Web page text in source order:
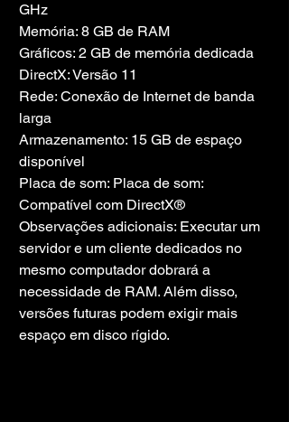
GHz
Memória: 8 GB de RAM
Gráficos: 2 GB de memória dedicada
DirectX: Versão 11
Rede: Conexão de Internet de banda
larga
Armazenamento: 15 GB de espaço
disponível
Placa de som: Placa de som:
Compatível com DirectX®
Observações adicionais: Executar um
servidor e um cliente dedicados no
mesmo computador dobrará a
necessidade de RAM. Além disso,
versões futuras podem exigir mais
espaço em disco rígido.